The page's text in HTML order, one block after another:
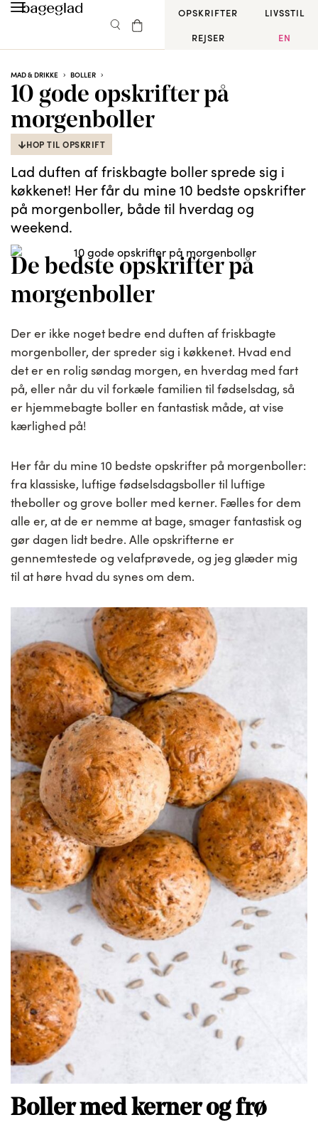
OPSKRIFTER
LIVSSTIL
REJSER
EN
MAD & DRIKKE BOLLER
10 gode opskrifter på
morgenboller
HOP TIL OPSKRIFT
Lad duften af friskbagte boller sprede sig i
køkkenet! Her får du mine 10 bedste opskrifter
på morgenboller, både til hverdag og
weekend.
De bedste opskrifter på
morgenboller
Der er ikke noget bedre end duften af friskbagte
morgenboller, der spreder sig i køkkenet. Hvad end
det er en rolig søndag morgen, en hverdag med fart
på, eller når du vil forkæle familien til fødselsdag, så
er hjemmebagte boller en fantastisk måde, at vise
kærlighed på!
Her får du mine 10 bedste opskrifter på morgenboller:
fra klassiske, luftige fødselsdagsboller til luftige
theboller og grove boller med kerner. Fælles for dem
alle er, at de er nemme at bage, smager fantastisk og
gør dagen lidt bedre. Alle opskrifterne er
gennemtestede og velafprøvede, og jeg glæder mig
til at høre hvad du synes om dem.
Boller med kerner og frø